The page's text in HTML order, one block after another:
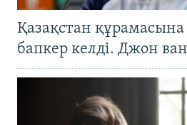
Қазақстан
бапкер келді. Джон